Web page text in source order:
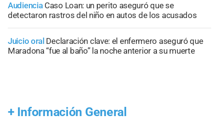
Audiencia Caso Loan: un perito aseguró que se
detectaron rastros del niño en autos de los acusados
Juicio oral Declaración clave: el enfermero aseguró que
Maradona “fue al baño” la noche anterior a su muerte
+ Información General